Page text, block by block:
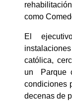
como
El
católica,
un Parque
condiciones
decenas de